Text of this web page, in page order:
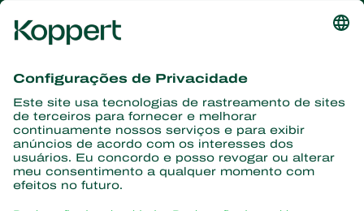
informações
Assine aqui
Parceiros com a natureza